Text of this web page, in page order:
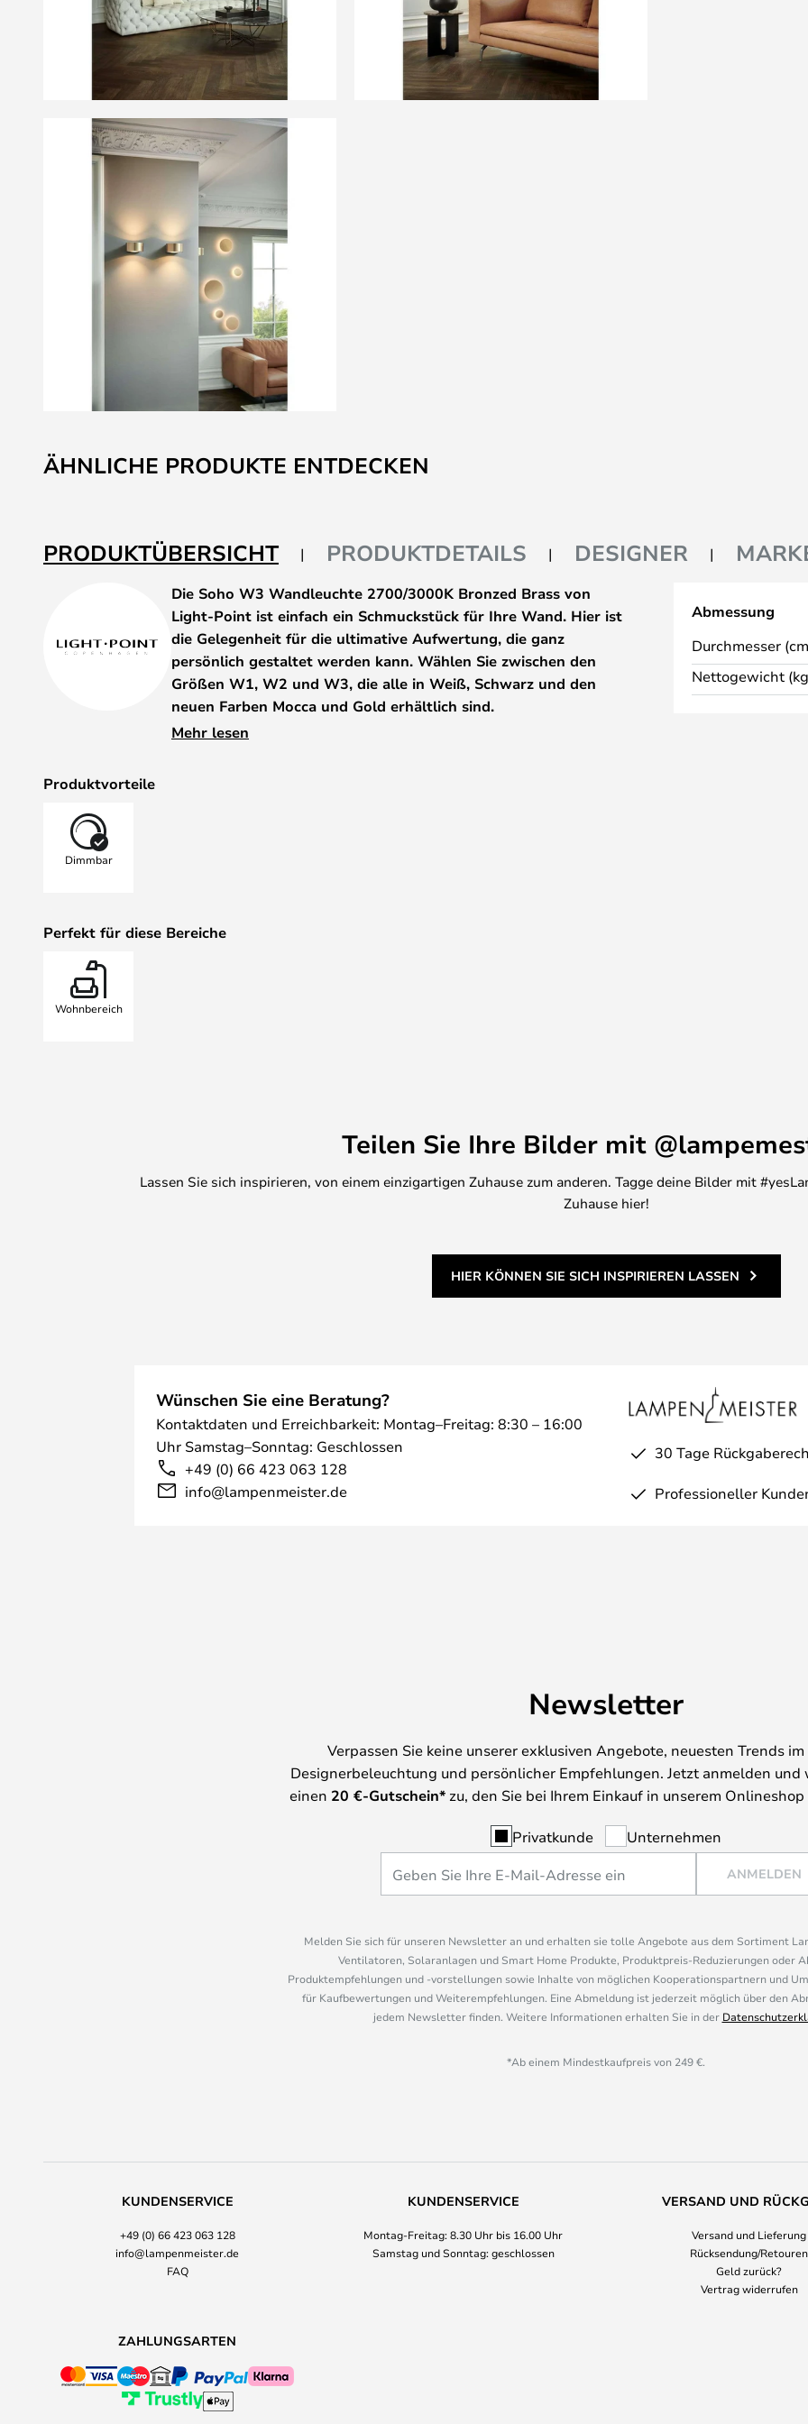
Anfang
der
ÄHNLICHE PRODUKTE ENTDECKEN
PRODUKTÜBERSICHT PRODUKTDETAILS DESIGNER
Die Soho W3 Wandleuchte 2700/3000K Bronzed Brass von
Light-Point ist einfach ein Schmuckstück für Ihre Wand. Hier ist
die Gelegenheit für die ultimative Aufwertung, die ganz
persönlich gestaltet werden kann. Wählen Sie zwischen den
Größen W1, W2 und W3, die alle in Weiß, Schwarz und den
neuen Farben Mocca und Gold erhältlich sind.
Die Möglichkeit, die Größen (und Farben für die Mutigen) zu
Außenbeleuchtung benötigt wird. Light-Point hat keine Angst vor
Palette der Wandleuchten, die sowohl im Innen- als auch im
Außenbereich eingesetzt werden können, über alle Größen und
Farben hinweg optimal ergänzen.
ausgestattet ist, der es Ihnen ermöglicht, zwischen 2700K und
3000K zu wählen, so dass Sie zwischen warmweißer und natürlich
Mehr lesen
Produktvorteile
Dimmbar
Perfekt für diese Bereiche
Wohnbereich
Abmessung
Durchmesser
Nettogewicht
Teilen Sie Ihre Bilder mit
Lassen Sie sich inspirieren, von einem einzigartigen Zuhause zum anderen. Tagge deine Bilder mit
Zuhause hier!
HIER KÖNNEN SIE SICH INSPIRIEREN LASSEN
Wünschen Sie eine Beratung?
Kontaktdaten und Erreichbarkeit: Montag–Freitag: 8:30 – 16:00
Uhr Samstag–Sonntag: Geschlossen
+49 (0) 66 423 063 128
info@lampenmeister.de
30 Tage
Professioneller
Newsletter
Verpassen Sie keine unserer exklusiven Angebote, neuesten Trends
Designerbeleuchtung und persönlicher Empfehlungen. Jetzt anmelden und
einen 20 €-Gutschein*zu, den Sie bei Ihrem Einkauf in unserem
Privatkunde Unternehmen
ANMELDEN
Melden Sie sich für unseren Newsletter an und erhalten sie tolle Angebote aus dem Sortiment
Ventilatoren, Solaranlagen und Smart Home Produkte, Produktpreis-Reduzierungen oder
Produktempfehlungen und -vorstellungen sowie Inhalte von möglichen Kooperationspartnern und
für Kaufbewertungen und Weiterempfehlungen. Eine Abmeldung ist jederzeit möglich über den
jedem Newsletter finden. Weitere Informationen erhalten Sie in der
*Ab einem Mindestkaufpreis von 249 €.
KUNDENSERVICE
+49 (0) 66 423 063 128
info@lampenmeister.de
FAQ
KUNDENSERVICE
Montag-Freitag: 8.30 Uhr bis 16.00 Uhr
Samstag und Sonntag: geschlossen
VERSAND UND
Versand und Lieferung
Rücksendung/Retouren
Geld zurück?
Vertrag widerrufen
ZAHLUNGSARTEN